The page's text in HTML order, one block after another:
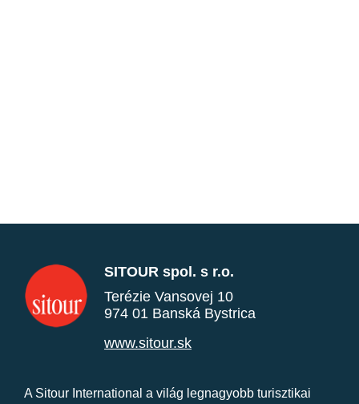
SITOUR spol. s r.o.
Terézie Vansovej 10
974 01 Banská Bystrica
www.sitour.sk
A Sitour International a világ legnagyobb turisztikai